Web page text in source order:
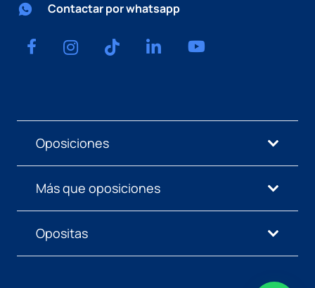
Contactar por whatsapp
Oposiciones
Más que oposiciones
Opositas